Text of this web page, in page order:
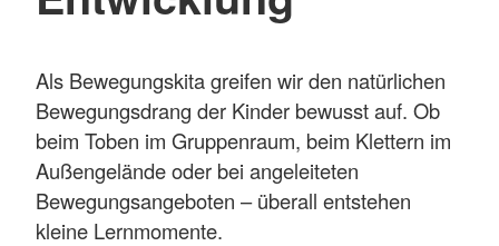
Als Bewegungskita greifen wir den natürlichen
Bewegungsdrang der Kinder bewusst auf. Ob
beim Toben im Gruppenraum, beim Klettern im
Außengelände oder bei angeleiteten
Bewegungsangeboten – überall entstehen
kleine Lernmomente.